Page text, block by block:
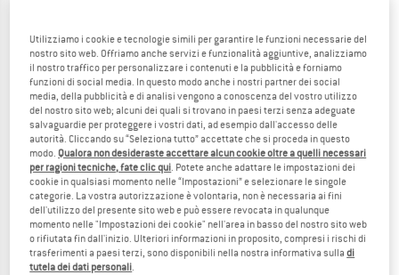
RIP CURL
Surf Series 30 Hauler Pack
Zainetto
85,95 €
(0)
Novità
RIP CURL
Dome Cord 18
Zainetto
39,95 €
(0)
Utilizziamo i cookie e tecnologie simili per garantire le funzioni necessarie del
nostro sito web. Offriamo anche servizi e funzionalità aggiuntive, analizziamo
il nostro traffico per personalizzare i contenuti e la pubblicità e forniamo
funzioni di social media. In questo modo anche i nostri partner dei social
media, della pubblicità e di analisi vengono a conoscenza del vostro utilizzo
del nostro sito web; alcuni dei quali si trovano in paesi terzi senza adeguate
salvaguardie per proteggere i vostri dati, ad esempio dall'accesso delle
autorità. Cliccando su “Seleziona tutto” accettate che si proceda in questo
modo. Qualora non desideraste accettare alcun cookie oltre a quelli necessari
per ragioni tecniche, fate clic qui. Potete anche adattare le impostazioni dei
cookie in qualsiasi momento nelle “Impostazioni” e selezionare le singole
categorie. La vostra autorizzazione è volontaria, non è necessaria ai fini
dell'utilizzo del presente sito web e può essere revocata in qualunque
momento nelle "Impostazioni dei cookie" nell'area in basso del nostro sito web
o rifiutata fin dall'inizio. Ulteriori informazioni in proposito, compresi i rischi di
trasferimenti a paesi terzi, sono disponibili nella nostra informativa sulladi
tutela dei dati personali.